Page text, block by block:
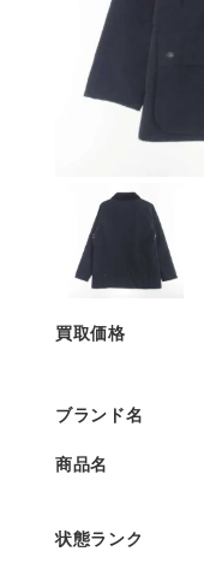
買取価格
ブランド名
商品名
状態ランク